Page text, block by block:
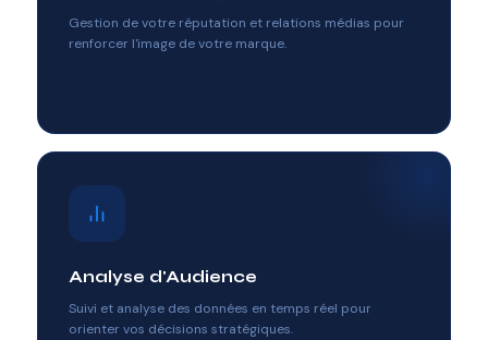
Gestion de votre réputation et relations médias pour
renforcer l'image de votre marque.
Analyse d'Audience
Suivi et analyse des données en temps réel pour
orienter vos décisions stratégiques.